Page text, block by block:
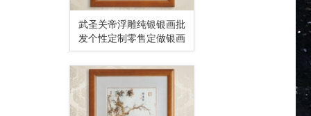
武圣关帝浮雕纯银银画批
发个性定制零售定做银画